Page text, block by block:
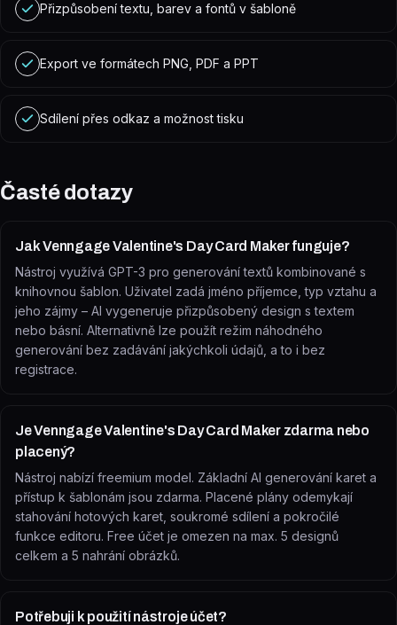
Přizpůsobení textu, barev a fontů v šabloně
Export ve formátech PNG, PDF a PPT
Sdílení přes odkaz a možnost tisku
Časté dotazy
Jak Venngage Valentine's Day Card Maker funguje?
Nástroj využívá GPT-3 pro generování textů kombinované s
knihovnou šablon. Uživatel zadá jméno příjemce, typ vztahu a
jeho zájmy – AI vygeneruje přizpůsobený design s textem
nebo básní. Alternativně lze použít režim náhodného
generování bez zadávání jakýchkoli údajů, a to i bez
registrace.
Je Venngage Valentine's Day Card Maker zdarma nebo
placený?
Nástroj nabízí freemium model. Základní AI generování karet a
přístup k šablonám jsou zdarma. Placené plány odemykají
stahování hotových karet, soukromé sdílení a pokročilé
funkce editoru. Free účet je omezen na max. 5 designů
celkem a 5 nahrání obrázků.
Potřebuji k použití nástroje účet?